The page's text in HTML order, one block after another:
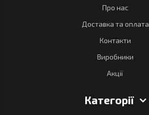
Про нас
Доставка та оплата
Контакти
Виробники
Акції
Категорії